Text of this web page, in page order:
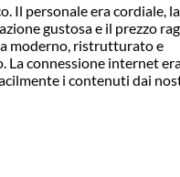
Il personale era cordiale,
gustosa e il prezzo
moderno, ristrutturato e
La connessione internet
i contenuti dai